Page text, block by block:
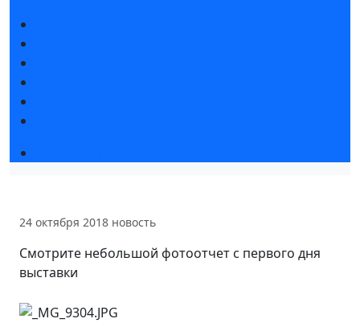
24 октября 2018 новость
Смотрите небольшой фотоотчет с первого дня
выставки